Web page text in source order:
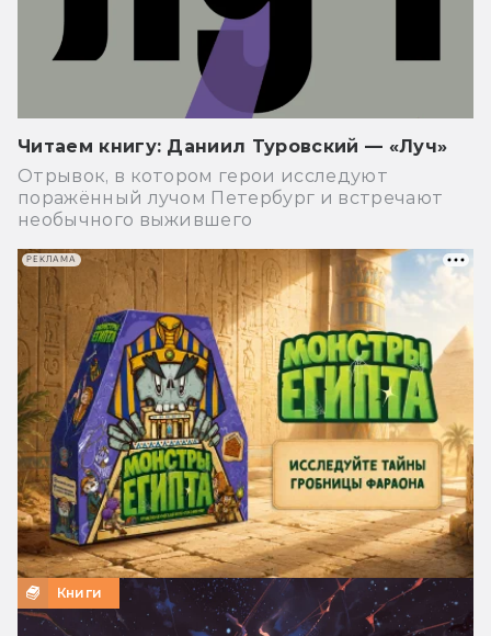
Читаем книгу: Даниил Туровский — «Луч»
Отрывок, в котором герои исследуют
поражённый лучом Петербург и встречают
необычного выжившего
Книги
РЕКЛАМА